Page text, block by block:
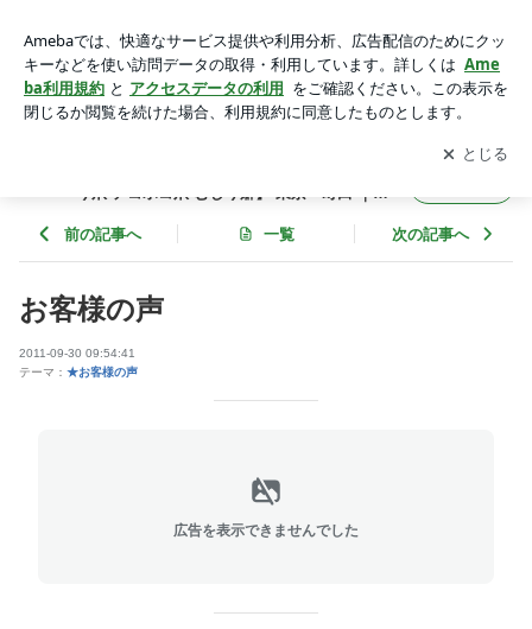
デコボコ爪 むしり癖】 東京・町田 ｜小田急線 横浜線 ネイル
サロンアリューム
アプリをダウンロードして ブログの更新通知
を受け取りまし
ょう。
開く
り爪 デコボコ爪 むしり癖】 東京・町田 ｜小
前の記事へ 一覧 次の記事へ
お客様の声
2011-09-30 09:54:41
テーマ： ★お客様の声
広告を表示できませんでした